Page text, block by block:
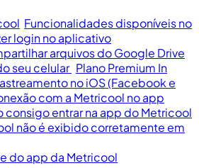
Funcionalidades disponíveis no
login no aplicativo
arquivos do Google Drive
seu celular Plano Premium In
no iOS (Facebook e
com a Metricool no app
consigo entrar na app do Metricool
não é exibido corretamente em
do app da Metricool